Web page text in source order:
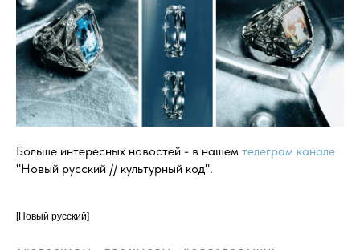
Больше интересных новостей - в нашем телеграм канале
"Новый русский // культурный код".
[Новый русский]